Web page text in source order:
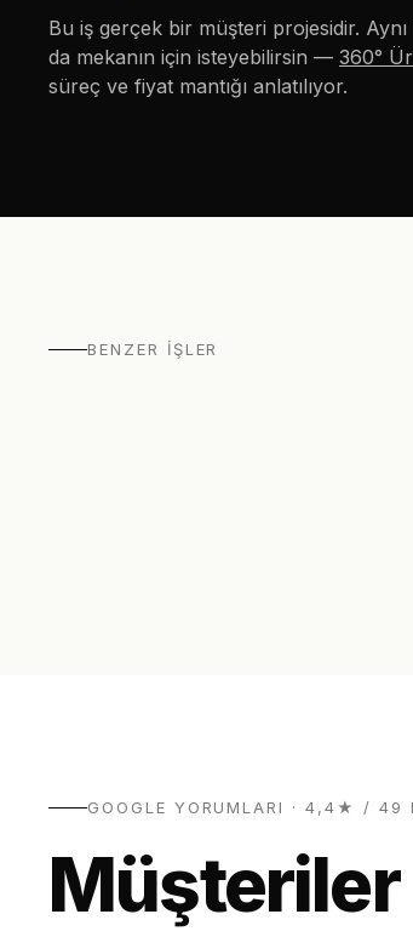
Bu iş gerçek bir müşteri projesidir.
da mekanın için isteyebilirsin — 360°
süreç ve fiyat mantığı anlatılıyor.
BENZER İŞLER
GOOGLE YORUMLARI · 4,4★ / 49
Müşteriler